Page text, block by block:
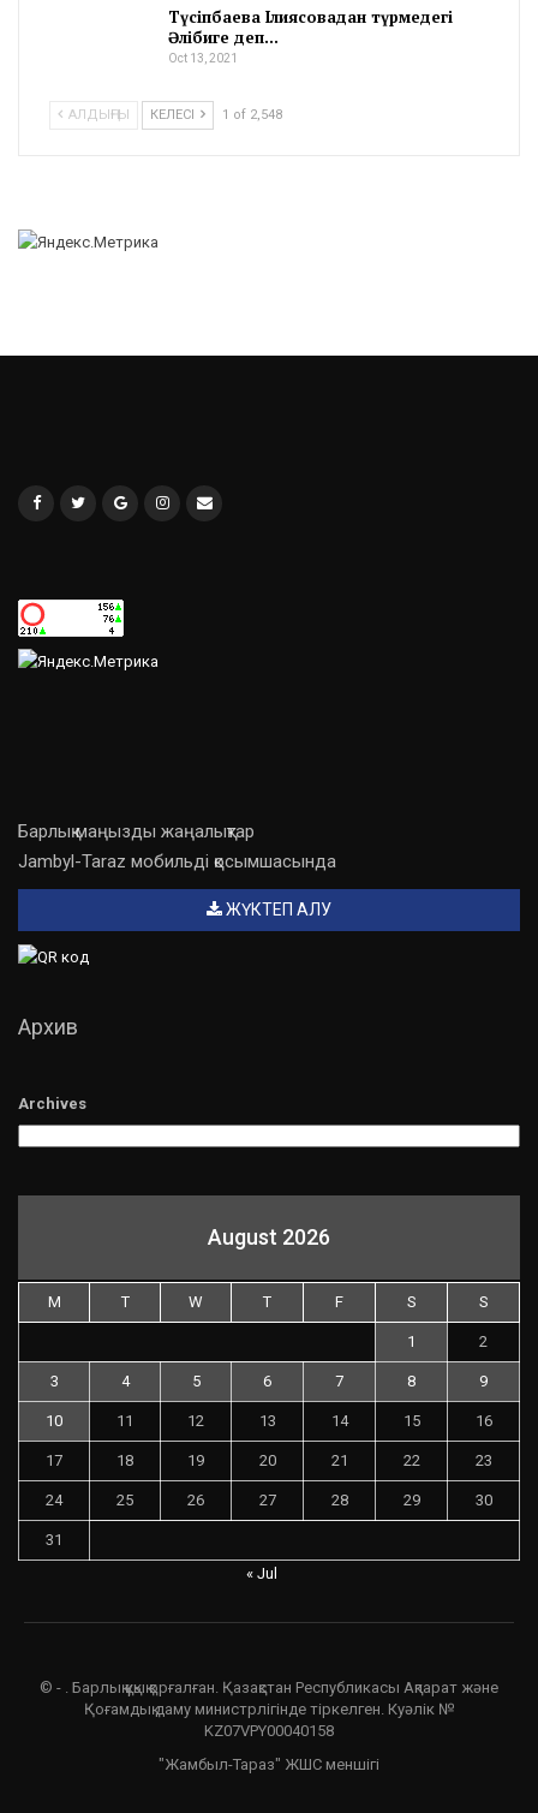
Түсіпбаева Ілиясовадан түрмедегі
Әлібиге деп…
Oct 13, 2021
АЛДЫҢҒЫ КЕЛЕСІ 1 of 2,548
Барлық маңызды жаңалықтар
Jambyl-Taraz мобильді қосымшасында
ЖҮКТЕП АЛУ
Архив
Archives
August 2026
M T W T F S S
1 2
3 4 5 6 7 8 9
10 11 12 13 14 15 16
17 18 19 20 21 22 23
24 25 26 27 28 29 30
31
« Jul
© - . Барлық құқық қорғалған. Қазақстан Республикасы Ақпарат және
Қоғамдық даму министрлігінде тіркелген. Куәлік №
KZ07VPY00040158
"Жамбыл-Тараз" ЖШС меншігі